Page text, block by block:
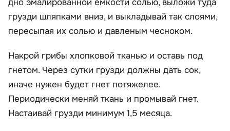
дно эмалированной емкости солью, выложи туда
грузди шляпками вниз, и выкладывай так слоями,
пересыпая их солью и давленым чесноком.
Накрой грибы хлопковой тканью и оставь под
гнетом. Через сутки грузди должны дать сок,
иначе нужен будет гнет потяжелее.
Периодически меняй ткань и промывай гнет.
Настаивай грузди минимум 1,5 месяца.